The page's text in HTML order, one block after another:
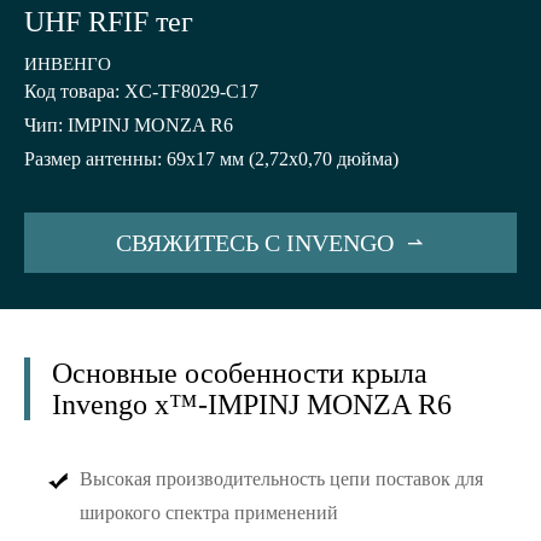
UHF RFIF тег
ИНВЕНГО
Код товара: XC-TF8029-C17
Чип: IMPINJ MONZA R6
Размер антенны: 69x17 мм (2,72x0,70 дюйма)
СВЯЖИТЕСЬ С INVENGO 
Основные особенности крыла
Invengo x™-IMPINJ MONZA R6
Высокая производительность цепи поставок для
широкого спектра применений